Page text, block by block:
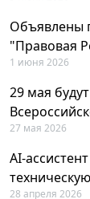
Объявлены
"Правовая
1 июня 2026
29 мая
27 мая 2026
AI-
28 апреля 2026